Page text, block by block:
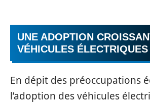
UNE ADOPTION
VÉHICULES ÉLECTRIQUES
En dépit des préoccupations
l’adoption des véhicules